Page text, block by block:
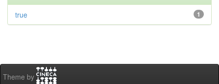
1
true
Theme by